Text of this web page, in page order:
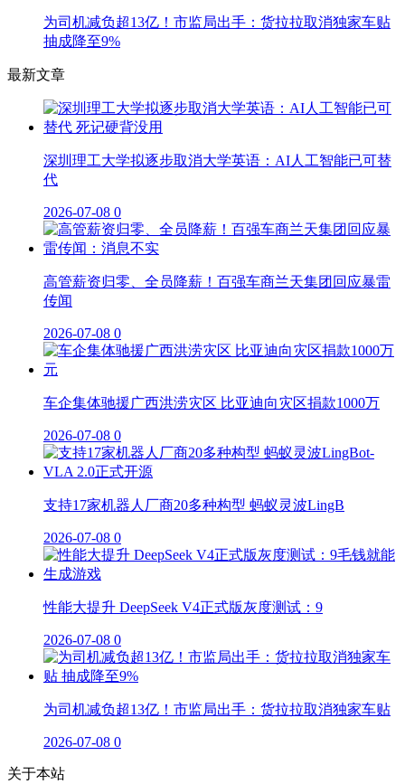
为司机减负超13亿！市监局出手：货拉拉取消独家车贴
抽成降至9%
最新文章
深圳理工大学拟逐步取消大学英语：AI人工智能已可替
代
2026-07-08 0
高管薪资归零、全员降薪！百强车商兰天集团回应暴雷
传闻
2026-07-08 0
车企集体驰援广西洪涝灾区 比亚迪向灾区捐款1000万
2026-07-08 0
支持17家机器人厂商20多种构型 蚂蚁灵波LingB
2026-07-08 0
性能大提升 DeepSeek V4正式版灰度测试：9
2026-07-08 0
为司机减负超13亿！市监局出手：货拉拉取消独家车贴
2026-07-08 0
关于本站